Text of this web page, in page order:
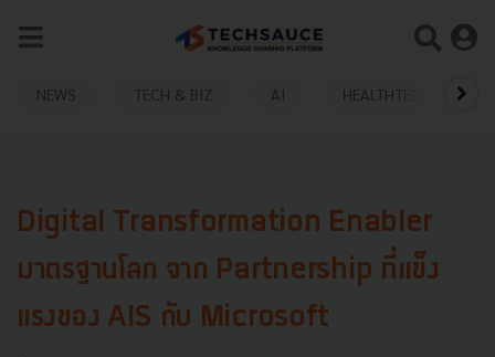
NEWS TECH & BIZ AI HEALTHTECH
Digital Transformation Enabler
มาตรฐานโลก จาก Partnership ที่แข็ง
แรงของ AIS กับ Microsoft